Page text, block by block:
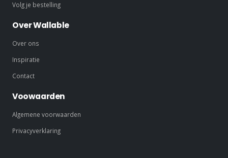
Volg je bestelling
Over Wallable
Over ons
Inspiratie
Contact
Voowaarden
Algemene voorwaarden
Privacyverklaring